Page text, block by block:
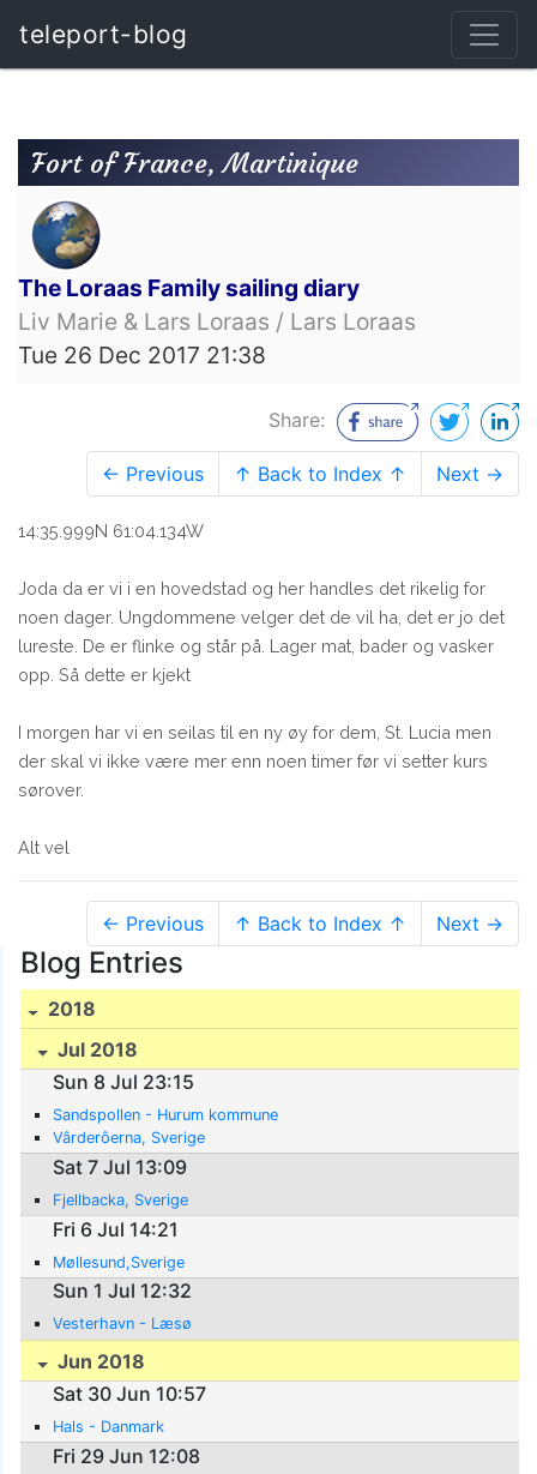
teleport-blog
Fort of France, Martinique
The Loraas Family sailing diary
Liv Marie & Lars Loraas / Lars Loraas
Tue 26 Dec 2017 21:38
Share:
← Previous ↑ Back to Index ↑ Next →
14:35.999N 61:04.134W
Joda da er vi i en hovedstad og her handles det rikelig for
noen dager. Ungdommene velger det de vil ha, det er jo det
lureste. De er flinke og står på. Lager mat, bader og vasker
opp. Så dette er kjekt
I morgen har vi en seilas til en ny øy for dem, St. Lucia men
der skal vi ikke være mer enn noen timer før vi setter kurs
sørover.
Alt vel
← Previous ↑ Back to Index ↑ Next →
Blog Entries
2018
Jul 2018
Sun 8 Jul 23:15
Sandspollen - Hurum kommune
Vârderôerna, Sverige
Sat 7 Jul 13:09
Fjellbacka, Sverige
Fri 6 Jul 14:21
Møllesund,Sverige
Sun 1 Jul 12:32
Vesterhavn - Læsø
Jun 2018
Sat 30 Jun 10:57
Hals - Danmark
Fri 29 Jun 12:08